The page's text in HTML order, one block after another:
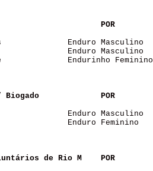
POR
Enduro Masculino
FC / Biogado
POR
Enduro Masculino
Enduro Feminino
de Rio M
POR